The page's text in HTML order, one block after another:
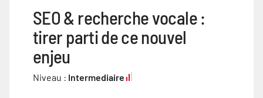
SEO & recherche vocale :
tirer parti de ce nouvel
enjeu
Niveau : Intermediaire